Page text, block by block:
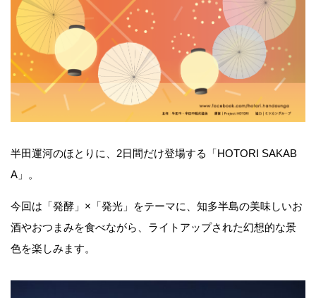
半田運河のほとりに、2日間だけ登場する「HOTORI SAKAB
A」。
今回は「発酵」×「発光」をテーマに、知多半島の美味しいお
酒やおつまみを食べながら、ライトアップされた幻想的な景
色を楽しみます。